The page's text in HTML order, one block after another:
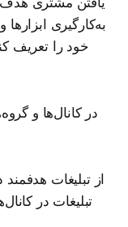
به‌کارگیری
خود را تعریف
تبلیغات در